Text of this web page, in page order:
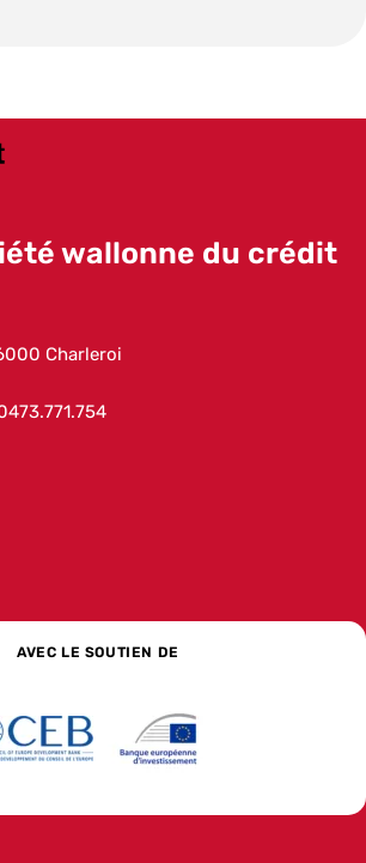
wallonne du crédit
Charleroi
AVEC LE SOUTIEN DE